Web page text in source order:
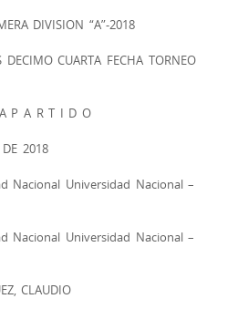
DIVISION “A”-2018
DECIMO CUARTA FECHA TORNEO
P A R T I D O
DE 2018
Nacional Universidad Nacional –
Nacional Universidad Nacional –
CLAUDIO